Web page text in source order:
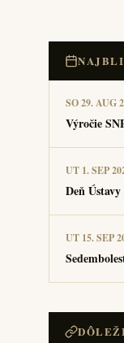
SO 29. AUG
Výročie
UT 1. SEP
Deň Ústavy
UT 15. SEP